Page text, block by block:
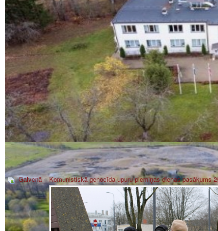
Galvenā»Komunistiskā genocīda upuru piemiņas dienas pasākums